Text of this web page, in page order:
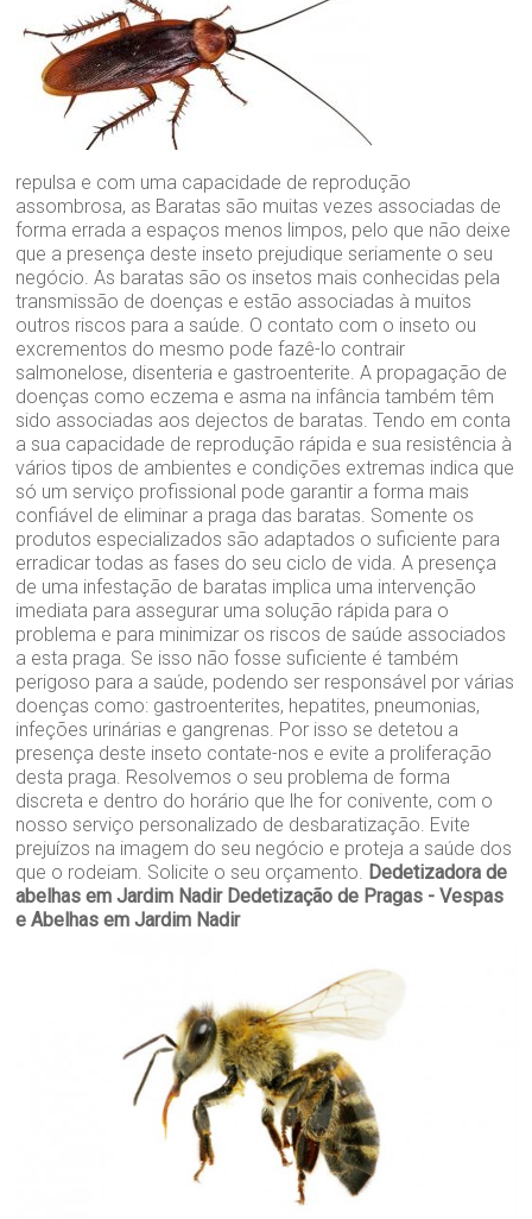
repulsa e com uma capacidade de reprodução
assombrosa, as Baratas são muitas vezes associadas de
forma errada a espaços menos limpos, pelo que não deixe
que a presença deste inseto prejudique seriamente o seu
negócio. As baratas são os insetos mais conhecidas pela
transmissão de doenças e estão associadas à muitos
outros riscos para a saúde. O contato com o inseto ou
excrementos do mesmo pode fazê-lo contrair
salmonelose, disenteria e gastroenterite. A propagação de
doenças como eczema e asma na infância também têm
sido associadas aos dejectos de baratas. Tendo em conta
a sua capacidade de reprodução rápida e sua resistência à
vários tipos de ambientes e condições extremas indica que
só um serviço profissional pode garantir a forma mais
confiável de eliminar a praga das baratas. Somente os
produtos especializados são adaptados o suficiente para
erradicar todas as fases do seu ciclo de vida. A presença
de uma infestação de baratas implica uma intervenção
imediata para assegurar uma solução rápida para o
problema e para minimizar os riscos de saúde associados
a esta praga. Se isso não fosse suficiente é também
perigoso para a saúde, podendo ser responsável por várias
doenças como: gastroenterites, hepatites, pneumonias,
infeções urinárias e gangrenas. Por isso se detetou a
presença deste inseto contate-nos e evite a proliferação
desta praga. Resolvemos o seu problema de forma
discreta e dentro do horário que lhe for conivente, com o
nosso serviço personalizado de desbaratização. Evite
prejuízos na imagem do seu negócio e proteja a saúde dos
que o rodeiam. Solicite o seu orçamento.
Dedetizadora de
abelhas em Jardim Nadir Dedetização de Pragas - Vespas
e Abelhas em Jardim Nadir